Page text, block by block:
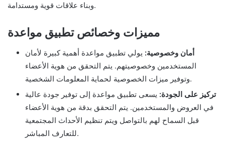
وبناء علاقات قوية ومستدامة.
مميزات وخصائص تطبيق مواعدة
أمان وخصوصية: يولي تطبيق مواعدة أهمية كبيرة لأمان
المستخدمين وخصوصيتهم. يتم التحقق من هوية الأعضاء
وتوفير ميزات الخصوصية لحماية المعلومات الشخصية.
تركيز على الجودة: يسعى تطبيق مواعدة إلى توفير جودة عالية
في العروض والمستخدمين. يتم التحقق بدقة من هوية الأعضاء
قبل السماح لهم بالتواصل ويتم تنظيم الأحداث المجتمعية
للتعارف المباشر.